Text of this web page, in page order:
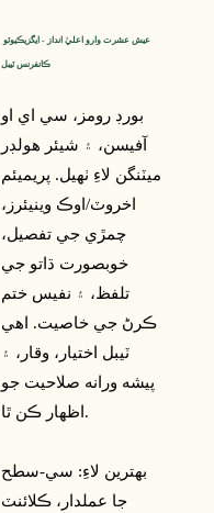
ڪانفرنس ٽيبل
بورڊ رومز، سي اي او
آفيسن، ۽ شيئر هولڊر
ميٽنگن لاءِ ٺهيل. پريميئم
اخروٽ/اوڪ وينيئرز،
چمڙي جي تفصيل،
خوبصورت ڌاتو جي
تلفظ، ۽ نفيس ختم
ڪرڻ جي خاصيت. اهي
ٽيبل اختيار، وقار، ۽
پيشه ورانه صلاحيت جو
اظهار ڪن ٿا.
بهترين لاءِ: سي-سطح
جا عملدار، ڪلائنٽ